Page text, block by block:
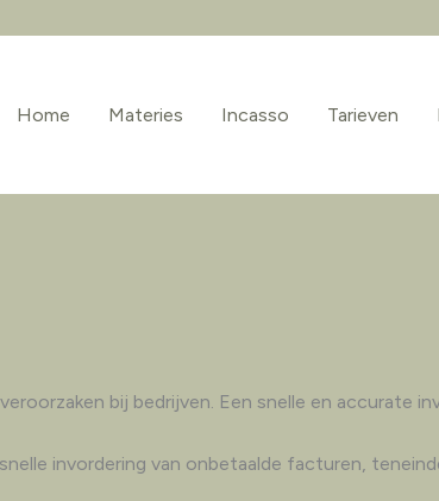
Home Materies Incasso Tarieven
bij bedrijven. Een snelle en accurate
invordering van onbetaalde facturen,